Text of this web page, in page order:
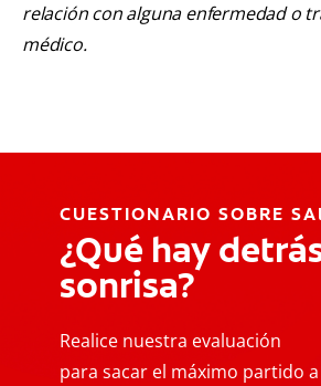
relación con alguna enfermedad o
médico.
CUESTIONARIO SOBRE
¿Qué hay
sonrisa?
Realice nuestra evaluación
para sacar el máximo partido a